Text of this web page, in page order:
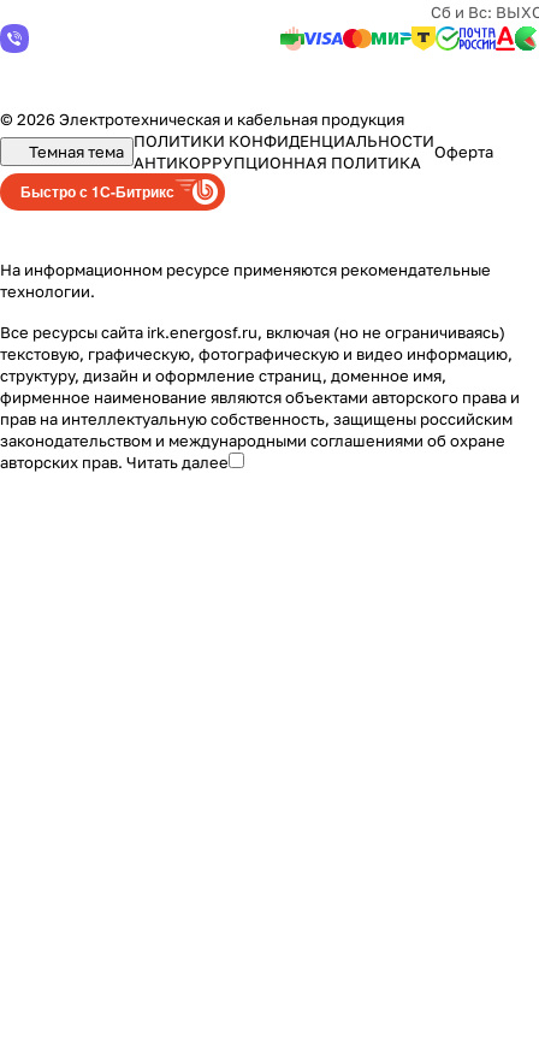
Сб и Вс:
© 2026 Электротехническая и кабельная продукция
Темная тема
ПОЛИТИКИ КОНФИДЕНЦИАЛЬНОСТИ
АНТИКОРРУПЦИОННАЯ ПОЛИТИКА
Оферта
Быстро с 1С-Битрикс
На информационном ресурсе применяются рекомендательные
технологии.
Все ресурсы сайта irk.energosf.ru, включая (но не ограничиваясь)
текстовую, графическую, фотографическую и видео информацию,
структуру, дизайн и оформление страниц, доменное имя,
фирменное наименование являются объектами авторского права и
прав на интеллектуальную собственность, защищены российским
законодательством и международными соглашениями об охране
авторских прав. Читать далее